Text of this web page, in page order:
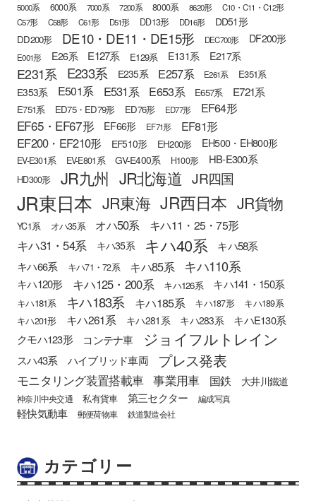
5000系 6000系 7000系 7200系 8000系 8620形
C10・C11・C12形
C57形
C58形 C61形 D51形 DD13形 DD16形 DD51形
DD200形 DE10・DE11・DE15形 DEC700形 DF200形
E001形 E26系 E127系 E129系 E131系 E217系
E231系 E233系 E235系 E257系 E261系 E351系
E353系 E501系 E531系 E653系 E657系 E721系
E751系 ED75・ED79形 ED76形 ED77形 EF64形
EF65・EF67形 EF66形 EF71形
EF81形
EF200・EF210形
EF510形 EH200形 EH500・EH800形
EV-E301系 EV-E801系 GV-E400系 H100形 HB-E300系
HD300形 JR九州 JR北海道 JR四国
JR東日本 JR東海 JR西日本 JR貨物
YC1系 オハ35系 オハ50系 キハ11・25・75形
キハ31・54系 キハ35系 キハ40系 キハ58系
キハ66系 キハ71・72系 キハ85系 キハ110系
キハ120形 キハ125・200系 キハ126系 キハ141・150系
キハ181系 キハ183系 キハ185系 キハ187形
キハ189系
キハ201形
キハ261系 キハ281系 キハ283系
キハE130系
クモハ123形
コンテナ車 ジョイフルトレイン
スハ43系 ハイブリッド車両 プレス発表
モニタリング装置搭載車 事業用車 国鉄 大井川鐵道
神奈川中央交通 私有貨車 第三セクター 編成写真
軽快気動車 郵便荷物車 鉄道製造会社
カテゴリー